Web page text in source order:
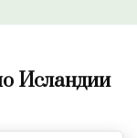
Исландии